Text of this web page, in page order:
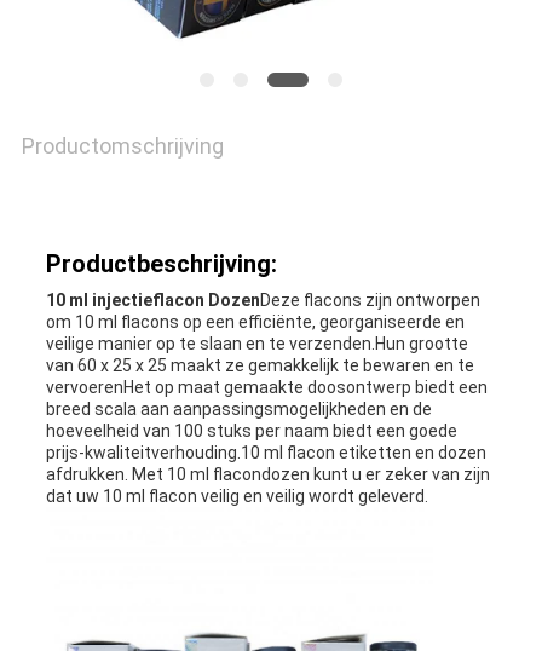
Productomschrijving
Productbeschrijving:
10 ml injectieflacon DozenDeze flacons zijn ontworpen
om 10 ml flacons op een efficiënte, georganiseerde en
veilige manier op te slaan en te verzenden.Hun grootte
van 60 x 25 x 25 maakt ze gemakkelijk te bewaren en te
vervoerenHet op maat gemaakte doosontwerp biedt een
breed scala aan aanpassingsmogelijkheden en de
hoeveelheid van 100 stuks per naam biedt een goede
prijs-kwaliteitverhouding.10 ml flacon etiketten en dozen
afdrukken. Met 10 ml flacondozen kunt u er zeker van zijn
dat uw 10 ml flacon veilig en veilig wordt geleverd.